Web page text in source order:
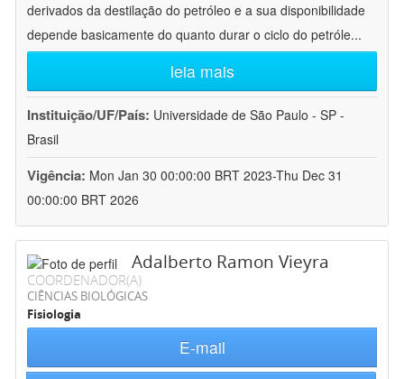
derivados da destilação do petróleo e a sua disponibilidade
depende basicamente do quanto durar o ciclo do petróle...
leia mais
Instituição/UF/País: Universidade de São Paulo - SP -
Brasil
Vigência: Mon Jan 30 00:00:00 BRT 2023-Thu Dec 31
00:00:00 BRT 2026
Adalberto Ramon Vieyra
COORDENADOR(A)
CIÊNCIAS BIOLÓGICAS
Fisiologia
E-mail